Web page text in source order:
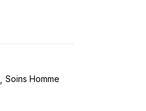
Soins Homme